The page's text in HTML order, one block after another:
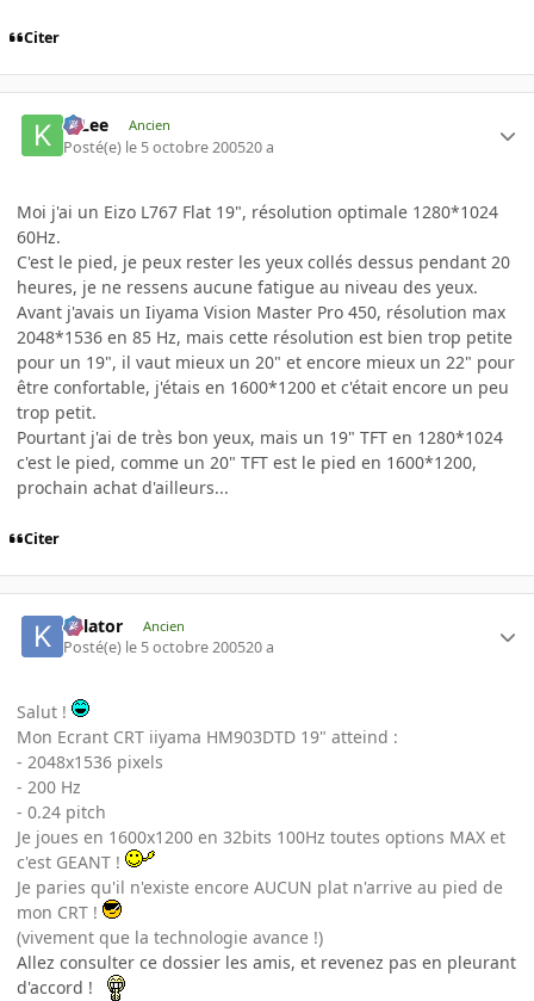
Citer
K-Lee Ancien
Posté(e) le 5 octobre 200520 a
Moi j'ai un Eizo L767 Flat 19", résolution optimale 1280*1024
60Hz.
C'est le pied, je peux rester les yeux collés dessus pendant 20
heures, je ne ressens aucune fatigue au niveau des yeux.
Avant j'avais un Iiyama Vision Master Pro 450, résolution max
2048*1536 en 85 Hz, mais cette résolution est bien trop petite
pour un 19", il vaut mieux un 20" et encore mieux un 22" pour
être confortable, j'étais en 1600*1200 et c'était encore un peu
trop petit.
Pourtant j'ai de très bon yeux, mais un 19" TFT en 1280*1024
c'est le pied, comme un 20" TFT est le pied en 1600*1200,
prochain achat d'ailleurs...
Citer
Killator Ancien
Posté(e) le 5 octobre 200520 a
Salut !
Mon Ecrant CRT iiyama HM903DTD 19" atteind :
- 2048x1536 pixels
- 200 Hz
- 0.24 pitch
Je joues en 1600x1200 en 32bits 100Hz toutes options MAX et
c'est GEANT !
Je paries qu'il n'existe encore AUCUN plat n'arrive au pied de
mon CRT !
(vivement que la technologie avance !)
Allez consulter ce dossier les amis, et revenez pas en pleurant
d'accord !